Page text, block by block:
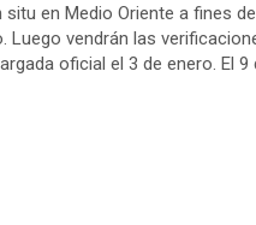
en Medio Oriente a fines
Luego vendrán las
oficial el 3 de enero. El